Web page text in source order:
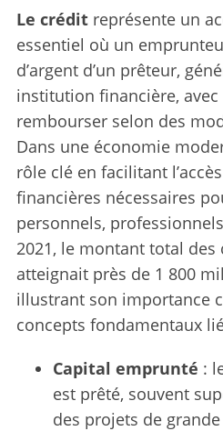
Le créditreprésente un
essentiel où un
d’argent d’un prêteur,
institution financière, avec
rembourser selon des
Dans une économie
rôle clé en facilitant
financières nécessaires
personnels,
2021, le montant total des
atteignait près de 1 800
illustrant son importance
concepts fondamentaux
Capital emprunté :
est prêté, souvent
des projets de